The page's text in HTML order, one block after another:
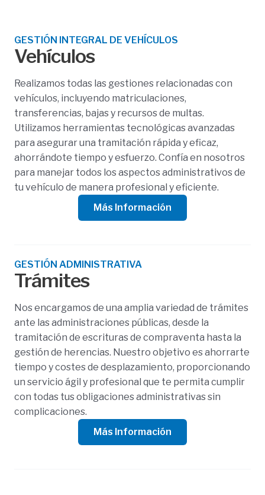
GESTIÓN INTEGRAL DE VEHÍCULOS
Vehículos
Realizamos todas las gestiones relacionadas con
vehículos, incluyendo matriculaciones,
transferencias, bajas y recursos de multas.
Utilizamos herramientas tecnológicas avanzadas
para asegurar una tramitación rápida y eficaz,
ahorrándote tiempo y esfuerzo. Confía en nosotros
para manejar todos los aspectos administrativos de
tu vehículo de manera profesional y eficiente.
Más Información
GESTIÓN ADMINISTRATIVA
Trámites
Nos encargamos de una amplia variedad de trámites
ante las administraciones públicas, desde la
tramitación de escrituras de compraventa hasta la
gestión de herencias. Nuestro objetivo es ahorrarte
tiempo y costes de desplazamiento, proporcionando
un servicio ágil y profesional que te permita cumplir
con todas tus obligaciones administrativas sin
complicaciones.
Más Información